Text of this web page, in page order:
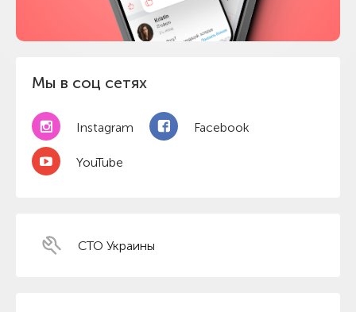
Мы в соц сетях
Instagram Facebook
YouTube
СТО Украины